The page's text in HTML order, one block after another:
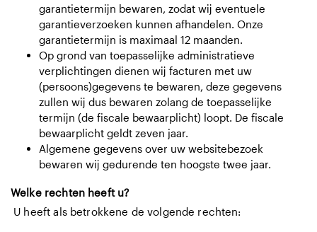
garantietermijn bewaren, zodat wij eventuele
garantieverzoeken kunnen afhandelen. Onze
garantietermijn is maximaal 12 maanden.
Op grond van toepasselijke administratieve
verplichtingen dienen wij facturen met uw
(persoons)gegevens te bewaren, deze gegevens
zullen wij dus bewaren zolang de toepasselijke
termijn (de fiscale bewaarplicht) loopt. De fiscale
bewaarplicht geldt zeven jaar.
Algemene gegevens over uw websitebezoek
bewaren wij gedurende ten hoogste twee jaar.
Welke rechten heeft u?
U heeft als betrokkene de volgende rechten: